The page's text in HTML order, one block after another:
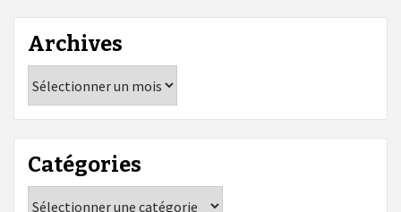
Archives
Catégories